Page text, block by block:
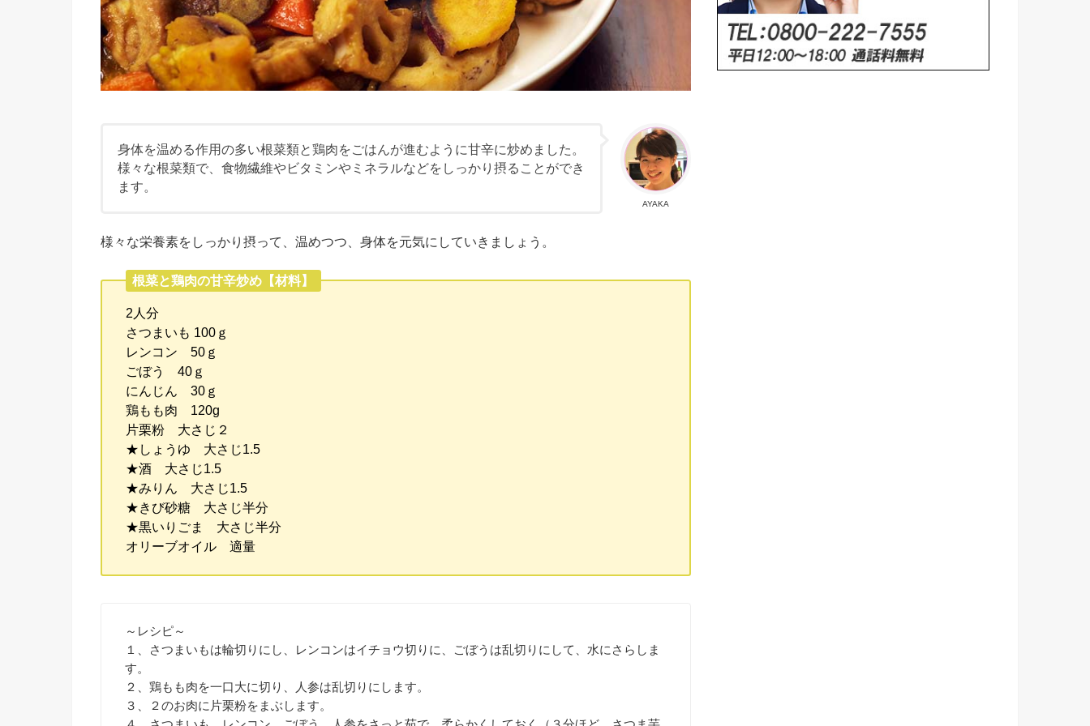
AYAKA
身体を温める作用の多い根菜類と鶏肉をごはんが進むように甘辛に炒めました。
様々な根菜類で、食物繊維やビタミンやミネラルなどをしっかり摂ることができ
ます。
様々な栄養素をしっかり摂って、温めつつ、身体を元気にしていきましょう。
根菜と鶏肉の甘辛炒め【材料】
2人分
さつまいも 100ｇ
レンコン 50ｇ
ごぼう 40ｇ
にんじん 30ｇ
鶏もも肉 120g
片栗粉 大さじ２
★しょうゆ 大さじ1.5
★酒 大さじ1.5
★みりん 大さじ1.5
★きび砂糖 大さじ半分
★黒いりごま 大さじ半分
オリーブオイル 適量
～レシピ～
１、さつまいもは輪切りにし、レンコンはイチョウ切りに、ごぼうは乱切りにして、水にさらしま
す。
２、鶏もも肉を一口大に切り、人参は乱切りにします。
３、２のお肉に片栗粉をまぶします。